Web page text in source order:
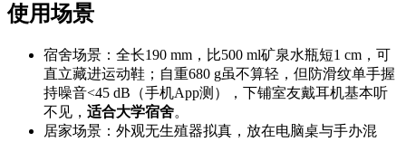
使用场景
宿舍场景：全长190 mm，比500 ml矿泉水瓶短1 cm，可
直立藏进运动鞋；自重680 g虽不算轻，但防滑纹单手握
持噪音<45 dB（手机App测），下铺室友戴耳机基本听
不见， 适合大学宿舍。
居家场景：外观无生殖器拟真，放在电脑桌与手办混